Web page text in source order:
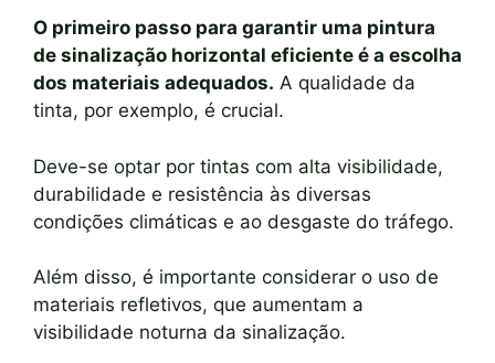
O primeiro passo para garantir uma pintura
de sinalização horizontal eficiente é a escolha
dos materiais adequados. A qualidade da
tinta, por exemplo, é crucial.
Deve-se optar por tintas com alta visibilidade,
durabilidade e resistência às diversas
condições climáticas e ao desgaste do tráfego.
Além disso, é importante considerar o uso de
materiais refletivos, que aumentam a
visibilidade noturna da sinalização.